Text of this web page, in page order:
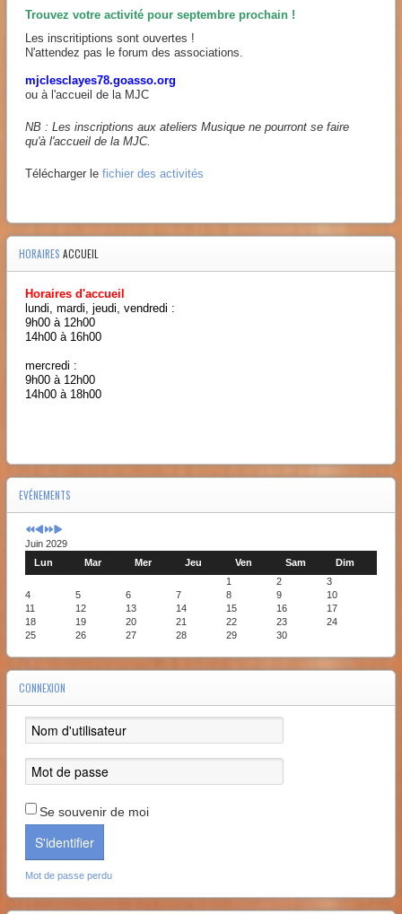
Trouvez votre activité pour septembre prochain !
Les inscritiptions sont ouvertes !
N'attendez pas le forum des associations.
mjclesclayes78.goasso.org
ou à l'accueil de la MJC
NB : Les inscriptions aux ateliers Musique ne pourront se faire
qu'à l'accueil de la MJC.
Télécharger le fichier des activités
HORAIRES ACCUEIL
Horaires d'accueil
lundi, mardi, jeudi, vendredi :
9h00 à 12h00
14h00 à 16h00
mercredi :
9h00 à 12h00
14h00 à 18h00
EVÉNEMENTS
Juin 2029
Lun
Mar Mer Jeu Ven Sam
Dim
1
2
3
4
5 6 7 8 9
10
11
12 13 14 15 16
17
18
19 20 21 22 23
24
25
26 27 28 29 30
CONNEXION
Se souvenir de moi
S'identifier
Mot de passe perdu